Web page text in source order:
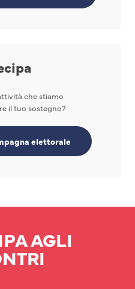
che stiamo
il tuo sostegno?
elettorale
AGLI